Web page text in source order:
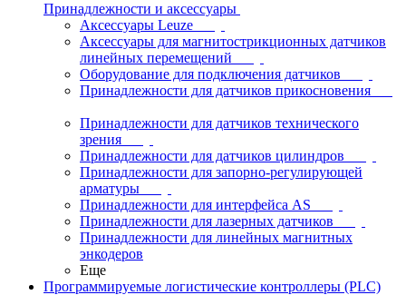
Принадлежности и аксессуары
Аксессуары Leuze
Аксессуары для магнитострикционных датчиков
линейных перемещений
Оборудование для подключения датчиков
Принадлежности для датчиков прикосновения
Принадлежности для датчиков технического
зрения
Принадлежности для датчиков цилиндров
Принадлежности для запорно-регулирующей
арматуры
Принадлежности для интерфейса AS
Принадлежности для лазерных датчиков
Принадлежности для линейных магнитных
энкодеров
Еще
Программируемые логистические контроллеры (PLC)